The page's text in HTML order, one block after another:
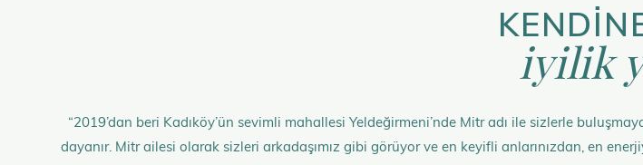
iyilik
“2019’dan beri Kadıköy’ün sevimli mahallesi Yeldeğirmeni’nde Mitr adı ile sizlerle
dayanır. Mitr ailesi olarak sizleri arkadaşımız gibi görüyor ve en keyifli anlarınızdan, en